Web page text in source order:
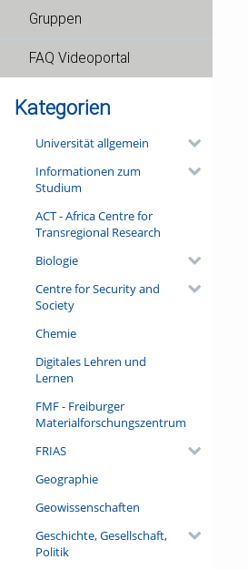
Gruppen
FAQ Videoportal
Kategorien
Universität allgemein
Informationen zum
Studium
ACT - Africa Centre for
Transregional Research
Biologie
Centre for Security and
Society
Chemie
Digitales Lehren und
Lernen
FMF - Freiburger
Materialforschungszentrum
FRIAS
Geographie
Geowissenschaften
Geschichte, Gesellschaft,
Politik